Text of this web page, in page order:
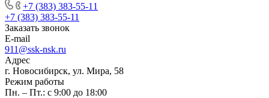
+7 (383) 383-55-11
+7 (383) 383-55-11
Заказать звонок
E-mail
911@ssk-nsk.ru
Адрес
г. Новосибирск, ул. Мира, 58
Режим работы
Пн. – Пт.: с 9:00 до 18:00